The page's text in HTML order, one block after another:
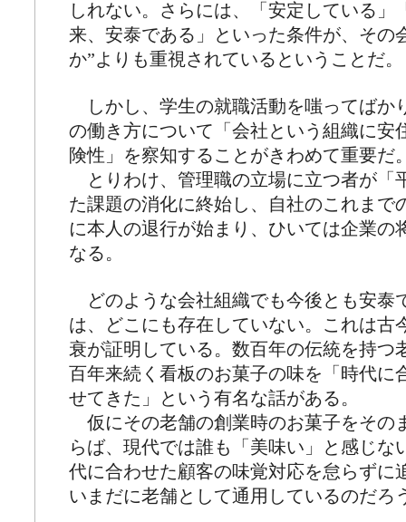
しれない。さらには、「安定している」
来、安泰である」といった条件が、その
か”よりも重視されているということだ。
しかし、学生の就職活動を嗤ってばか
の働き方について「会社という組織に安
険性」を察知することがきわめて重要だ
とりわけ、管理職の立場に立つ者が「
た課題の消化に終始し、自社のこれまで
に本人の退行が始まり、ひいては企業の
なる。
どのような会社組織でも今後とも安泰
は、どこにも存在していない。これは古
衰が証明している。数百年の伝統を持つ
百年来続く看板のお菓子の味を「時代に
せてきた」という有名な話がある。
仮にその老舗の創業時のお菓子をその
らば、現代では誰も「美味い」と感じな
代に合わせた顧客の味覚対応を怠らずに
いまだに老舗として通用しているのだろ